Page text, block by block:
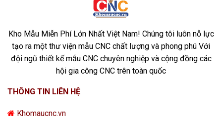
Kho Mẫu Miễn Phí Lớn Nhất Việt Nam! Chúng tôi luôn nỗ lực
tạo ra một thư viện mẫu CNC chất lượng và phong phú Với
đội ngũ thiết kế mẫu CNC chuyên nghiệp và cộng đồng các
hội gia công CNC trên toàn quốc
THÔNG TIN LIÊN HỆ
Khomaucnc.vn